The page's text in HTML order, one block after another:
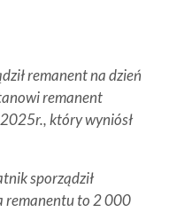
remanent na dzień
remanent
który wyniósł
sporządził
remanentu to 2 000